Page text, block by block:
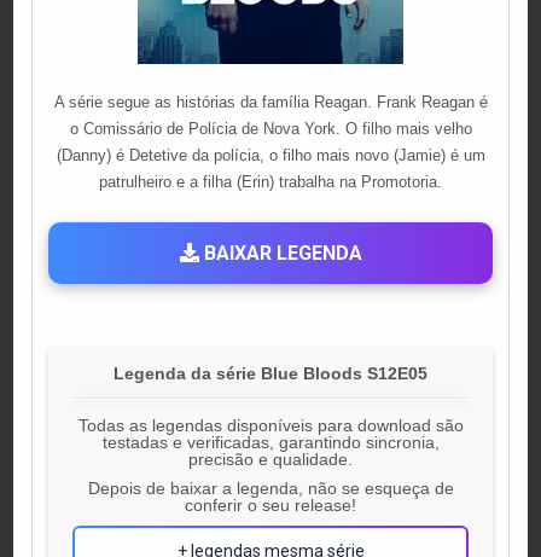
A série segue as histórias da família Reagan. Frank Reagan é
o Comissário de Polícia de Nova York. O filho mais velho
(Danny) é Detetive da polícia, o filho mais novo (Jamie) é um
patrulheiro e a filha (Erin) trabalha na Promotoria.
BAIXAR LEGENDA
Legenda da série Blue Bloods S12E05
Todas as legendas disponíveis para download são
testadas e verificadas, garantindo sincronia,
precisão e qualidade.
Depois de baixar a legenda, não se esqueça de
conferir o seu release!
+ legendas mesma série